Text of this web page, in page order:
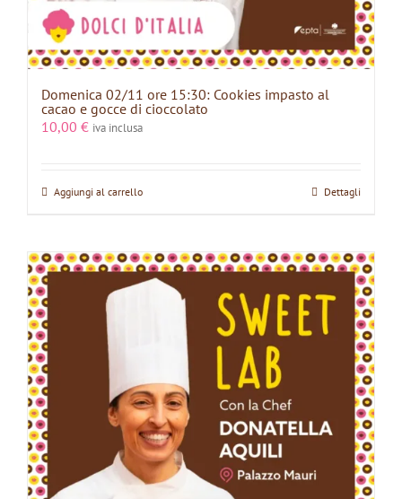
Domenica 02/11 ore 15:30: Cookies impasto al
cacao e gocce di cioccolato
10,00 € iva inclusa
Aggiungi al carrello Dettagli